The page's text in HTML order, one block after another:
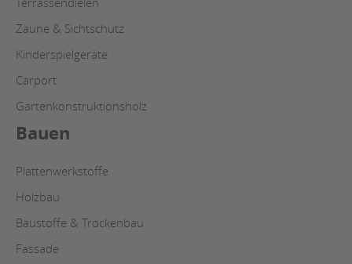
Zäune & Sichtschutz
Kinderspielgeräte
Carport
Gartenkonstruktionsholz
Bauen
Plattenwerkstoffe
Holzbau
Baustoffe & Trockenbau
Fassade